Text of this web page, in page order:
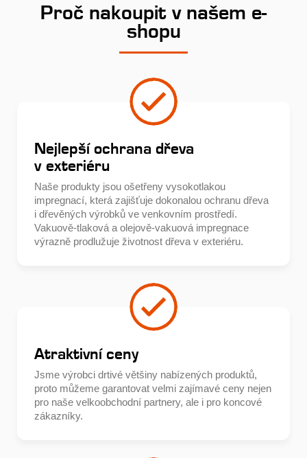
Proč nakoupit v našem e-
shopu
Nejlepší ochrana dřeva
v exteriéru
Naše produkty jsou ošetřeny vysokotlakou
impregnací, která zajišťuje dokonalou ochranu dřeva
i dřevěných výrobků ve venkovním prostředí.
Vakuově-tlaková a olejově-vakuová impregnace
výrazně prodlužuje životnost dřeva v exteriéru.
Atraktivní ceny
Jsme výrobci drtivé většiny nabízených produktů,
proto můžeme garantovat velmi zajímavé ceny nejen
pro naše velkoobchodní partnery, ale i pro koncové
zákazníky.